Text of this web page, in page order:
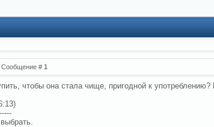
Сообщение # 1
чтобы она стала чище, пригодной к употреблению?